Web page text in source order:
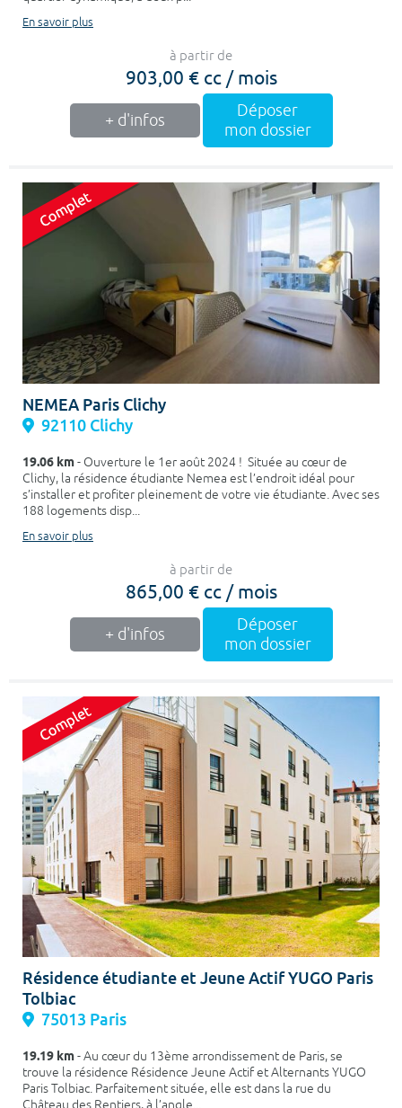
En savoir plus
à partir de
903,00 € cc / mois
+ d'infos
Déposer
mon dossier
NEMEA Paris Clichy
92110 Clichy
19.06 km- Ouverture le 1er août 2024 ! Située au cœur de
Clichy, la résidence étudiante Nemea est l’endroit idéal pour
s’installer et profiter pleinement de votre vie étudiante. Avec ses
188 logements disp...
En savoir plus
à partir de
865,00 € cc / mois
+ d'infos
Déposer
mon dossier
Résidence étudiante et Jeune Actif YUGO Paris
Tolbiac
75013 Paris
19.19 km- Au cœur du 13ème arrondissement de Paris, se
trouve la résidence Résidence Jeune Actif et Alternants YUGO
Paris Tolbiac. Parfaitement située, elle est dans la rue du